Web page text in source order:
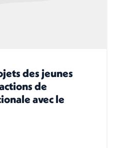
des jeunes
de
avec le